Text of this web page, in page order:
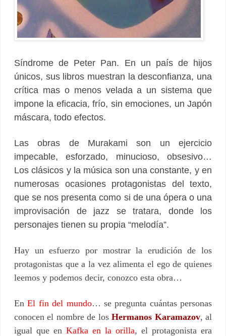
Síndrome de Peter Pan. En un país de hijos
únicos, sus libros muestran la desconfianza, una
crítica mas o menos velada a un sistema que
impone la eficacia, frío, sin emociones, un Japón
máscara, todo efectos.
Las obras de Murakami son un ejercicio
impecable, esforzado, minucioso, obsesivo…
Los clásicos y la música son una constante, y en
numerosas ocasiones protagonistas del texto,
que se nos presenta como si de una ópera o una
improvisación de jazz se tratara, donde los
personajes tienen su propia “melodía”.
Hay un esfuerzo por mostrar la erudición de los
protagonistas que a la vez alimenta el ego de quienes
leemos y podemos decir, conozco esta obra…
EnEl fin del mundo… se pregunta cuántas personas
conocen el nombre de losHermanos Karamazov, al
igual que en Kafka en la orilla, el protagonista era